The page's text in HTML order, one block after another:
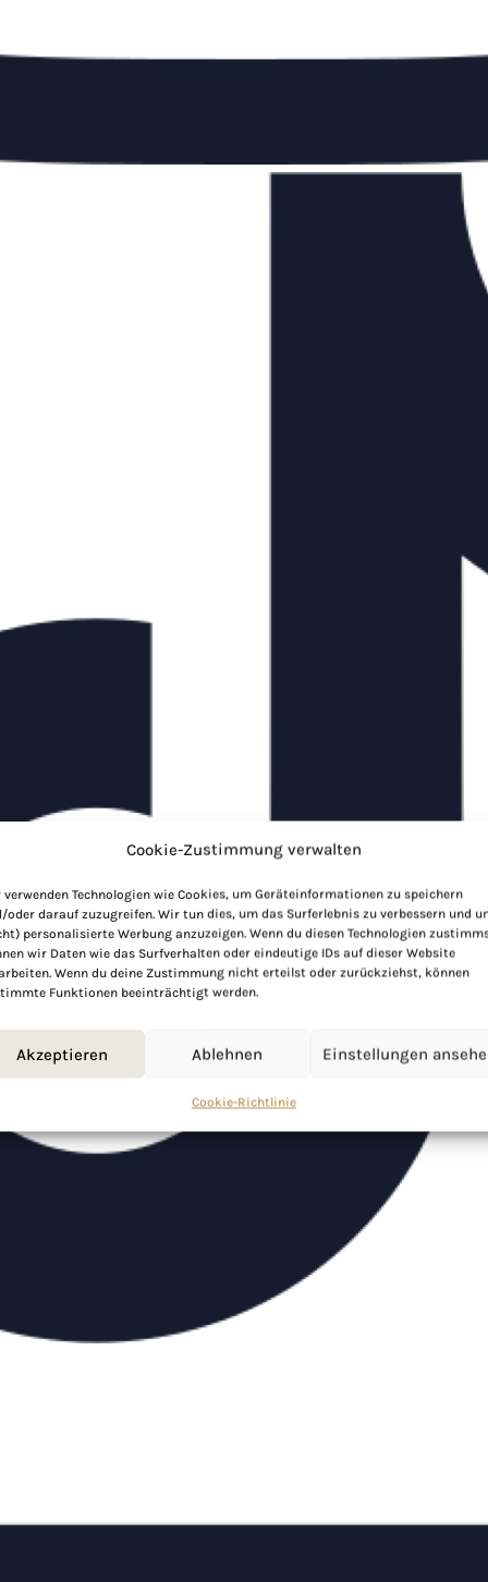
Cookie-Zustimmung verwalten
verwenden Technologien wie Cookies, um Geräteinformationen zu speichern
oder darauf zuzugreifen. Wir tun dies, um das Surferlebnis zu verbessern und
personalisierte Werbung anzuzeigen. Wenn du diesen Technologien
wir Daten wie das Surfverhalten oder eindeutige IDs auf dieser Website
Wenn du deine Zustimmung nicht erteilst oder zurückziehst, können
Funktionen beeinträchtigt werden.
Akzeptieren Ablehnen Einstellungen
Cookie-Richtlinie